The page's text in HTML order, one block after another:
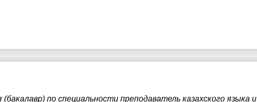
по специальности преподаватель казахского языка и